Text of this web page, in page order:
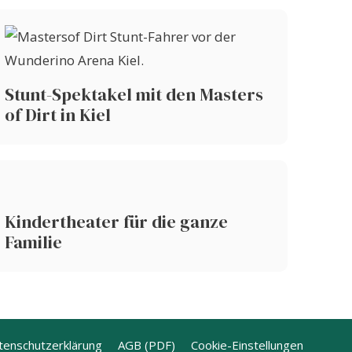
Stunt-Spektakel mit den Masters
of Dirt in Kiel
Kindertheater für die ganze
Familie
AGB (PDF) Cookie-Einstellungen